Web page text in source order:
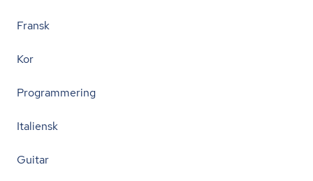
Fransk
Kor
Programmering
Italiensk
Guitar